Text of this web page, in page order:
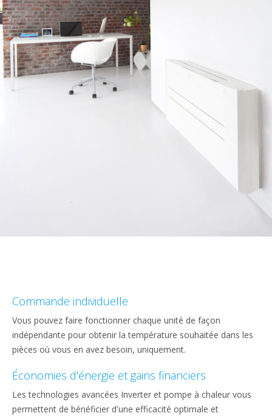
Commande individuelle
Vous pouvez faire fonctionner chaque unité de façon
indépendante pour obtenir la température souhaitée dans les
pièces où vous en avez besoin, uniquement.
Économies d'énergie et gains financiers
Les technologies avancées Inverter et pompe à chaleur vous
permettent de bénéficier d'une efficacité optimale et